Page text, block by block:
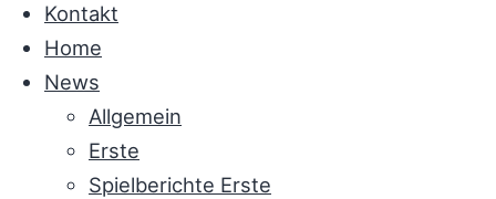
Kontakt
Home
News
Allgemein
Erste
Spielberichte Erste